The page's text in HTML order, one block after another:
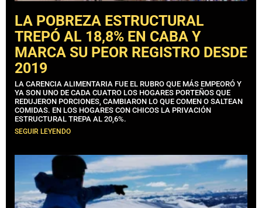
LA POBREZA ESTRUCTURAL
TREPÓ AL 18,8% EN CABA Y
MARCA SU PEOR REGISTRO DESDE
2019
LA CARENCIA ALIMENTARIA FUE EL RUBRO QUE MÁS EMPEORÓ Y
YA SON UNO DE CADA CUATRO LOS HOGARES PORTEÑOS QUE
REDUJERON PORCIONES, CAMBIARON LO QUE COMEN O SALTEAN
COMIDAS. EN LOS HOGARES CON CHICOS LA PRIVACIÓN
ESTRUCTURAL TREPA AL 20,6%.
SEGUIR LEYENDO